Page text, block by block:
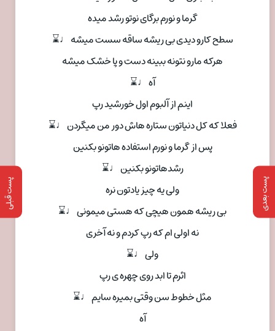
پست بعدی پست قبلی
گرما و نورم برگای نوتو رشد میده
سطح کارو دیدی بی ریشه ساقه سست میشه ♩⌛
هرکه مارو نتونه ببینه دست و پا خشک میشه
آه ♩⌛
اینم از آلبوم اول خورشید رپ
فعلا که کل دنیاتون ستاره هاش دور من میگردن ♩⌛
پس از گرما و نورم استفاده هاتونو بکنین
رشدهاتونو بکنین ♩⌛
ولی یه چیز یادتون نره
بی ریشه همون هیچی که هستی میمونی ♩⌛
نه اولی ام که رپ کردم و نه آخری
ولی ♩⌛
اثرم تا ابد روی چهره ی رپ
مثل خطوط سن وقتی بمیره سایم ♩⌛
آه